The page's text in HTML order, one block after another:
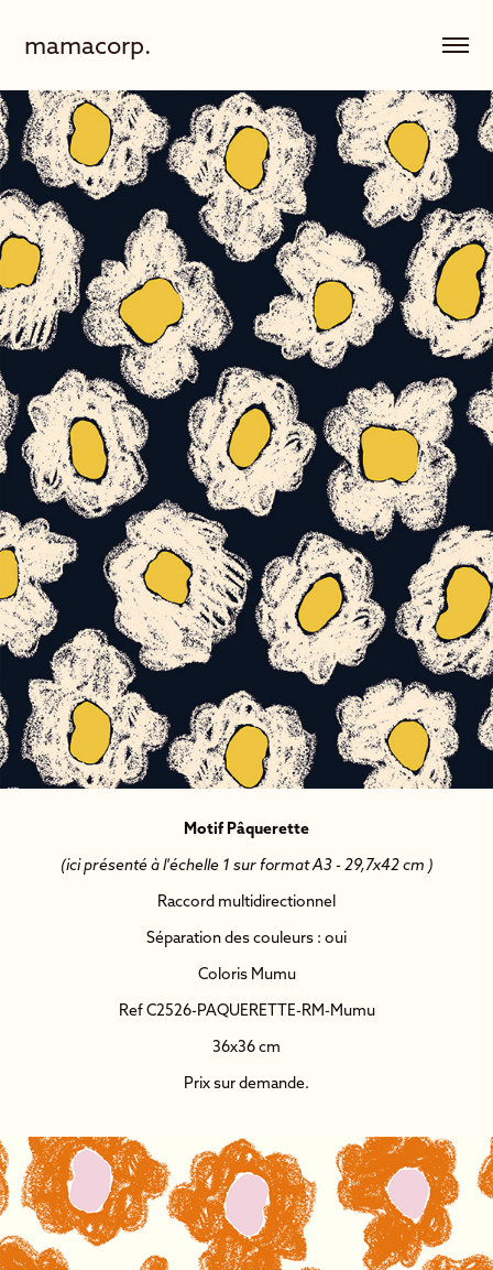
mamacorp.
Motif Pâquerette
(ici présenté à l'échelle 1 sur format A3 - 29,7x42 cm )
Raccord multidirectionnel
Séparation des couleurs : oui
Coloris Mumu
Ref C2526-PAQUERETTE-RM-Mumu
36x36 cm
Prix sur demande.